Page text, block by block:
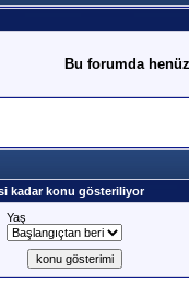
Bu forumda
kadar konu gösteriliyor
Yaş